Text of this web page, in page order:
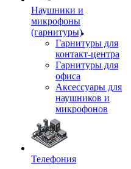
Наушники и
микрофоны
(гарнитуры)
Гарнитуры для
контакт-центра
Гарнитуры для
офиса
Аксессуары для
наушников и
микрофонов
Телефония